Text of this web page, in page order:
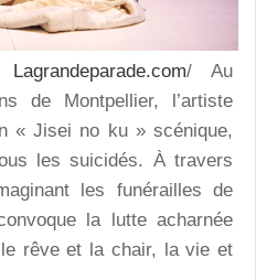
Lagrandeparade.com/ Au
de Montpellier, l’artiste
« Jisei no ku » scénique,
les suicidés. À travers
les funérailles de
la lutte acharnée
rêve et la chair, la vie et